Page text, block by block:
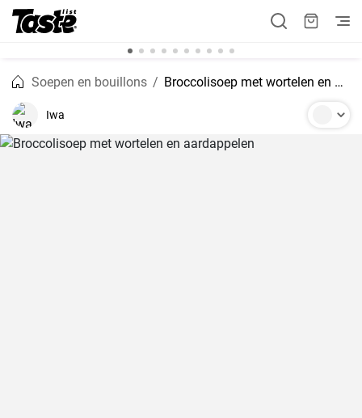
Soepen en bouillons Broccolisoep met wortelen en aardappelen
Iwa